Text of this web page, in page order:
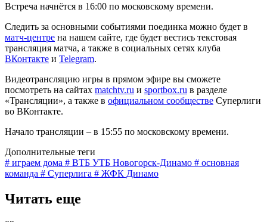
Встреча начнётся в 16:00 по московскому времени.
Следить за основными событиями поединка можно будет в
матч-центре на нашем сайте, где будет вестись текстовая
трансляция матча, а также в социальных сетях клуба
ВКонтакте и Telegram.
Видеотрансляцию игры в прямом эфире вы сможете
посмотреть на сайтах matchtv.ru и sportbox.ru в разделе
«Трансляции», а также в официальном сообществе Суперлиги
во ВКонтакте.
Начало трансляции – в 15:55 по московскому времени.
Дополнительные теги
# играем дома # ВТБ УТБ Новогорск-Динамо # основная
команда # Суперлига # ЖФК Динамо
Читать еще